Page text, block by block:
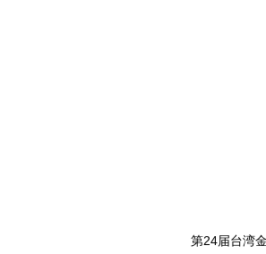
第24届台湾金